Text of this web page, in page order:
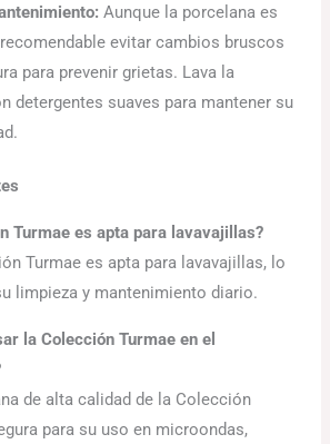
Aunque la porcelana es
evitar cambios bruscos
para prevenir grietas. Lava la
detergentes suaves para mantener su
Turmae es apta para lavavajillas?
Turmae es apta para lavavajillas, lo
limpieza y mantenimiento diario.
la Colección Turmae en el
de alta calidad de la Colección
para su uso en microondas,